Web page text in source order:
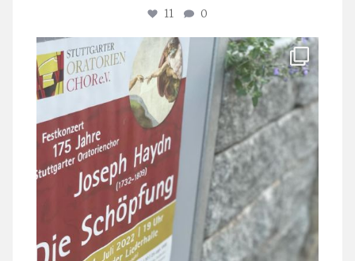
11 0
stuttgarter_oratorienchor
Juli 23